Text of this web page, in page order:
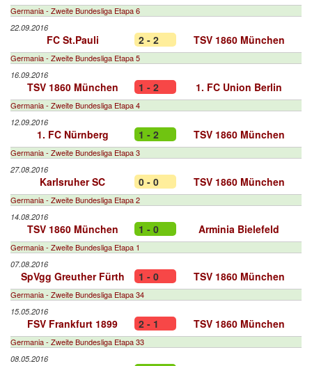
Germania - Zweite Bundesliga Etapa 6
22.09.2016
FC St.Pauli 2 - 2 TSV 1860 München
Germania - Zweite Bundesliga Etapa 5
16.09.2016
TSV 1860 München 1 - 2 1. FC Union Berlin
Germania - Zweite Bundesliga Etapa 4
12.09.2016
1. FC Nürnberg 1 - 2 TSV 1860 München
Germania - Zweite Bundesliga Etapa 3
27.08.2016
Karlsruher SC 0 - 0 TSV 1860 München
Germania - Zweite Bundesliga Etapa 2
14.08.2016
TSV 1860 München 1 - 0 Arminia Bielefeld
Germania - Zweite Bundesliga Etapa 1
07.08.2016
SpVgg Greuther Fürth 1 - 0 TSV 1860 München
Germania - Zweite Bundesliga Etapa 34
15.05.2016
FSV Frankfurt 1899 2 - 1 TSV 1860 München
Germania - Zweite Bundesliga Etapa 33
08.05.2016